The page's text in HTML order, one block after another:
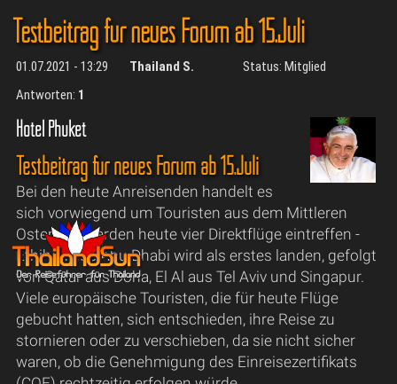
Testbeitrag für neues Forum ab 15.Juli
01.07.2021 - 13:29 Thailand S.
Status: Mitglied
Antworten: 1
Hotel Phuket
Testbeitrag für neues Forum ab 15.Juli
Bei den heute Anreisenden handelt es
sich vorwiegend um Touristen aus dem Mittleren
Osten. Es werden heute vier Direktflüge eintreffen -
Ethihad aus Abu Dhabi wird als erstes landen, gefolgt
von Qatar aus Doha, El Al aus Tel Aviv und Singapur.
Viele europäische Touristen, die für heute Flüge
gebucht hatten, sich entschieden, ihre Reise zu
stornieren oder zu verschieben, da sie nicht sicher
waren, ob die Genehmigung des Einreisezertifikats